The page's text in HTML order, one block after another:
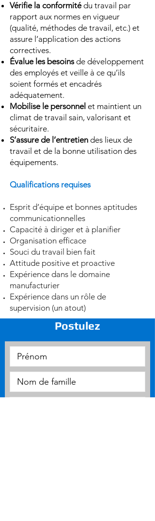
Vérifie la conformité du travail par
rapport aux normes en vigueur
(qualité, méthodes de travail, etc.) et
assure l’application des actions
correctives.
Évalue les besoinsde développement
des employés et veille à ce qu’ils
soient formés et encadrés
adéquatement.
Mobilise le personnel et maintient un
climat de travail sain, valorisant et
sécuritaire.
S’assure de l’entretien des lieux de
travail et de la bonne utilisation des
équipements.
Qualifications requises
Esprit d’équipe et bonnes aptitudes
communicationnelles
Capacité à diriger et à planifier
Organisation efficace
Souci du travail bien fait
Attitude positive et proactive
Expérience dans le domaine
manufacturier
Expérience dans un rôle de
supervision (un atout)
Postulez